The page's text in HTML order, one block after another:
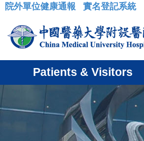
:::
院外單位健康通報 實名登記系統
Patients & Visitors